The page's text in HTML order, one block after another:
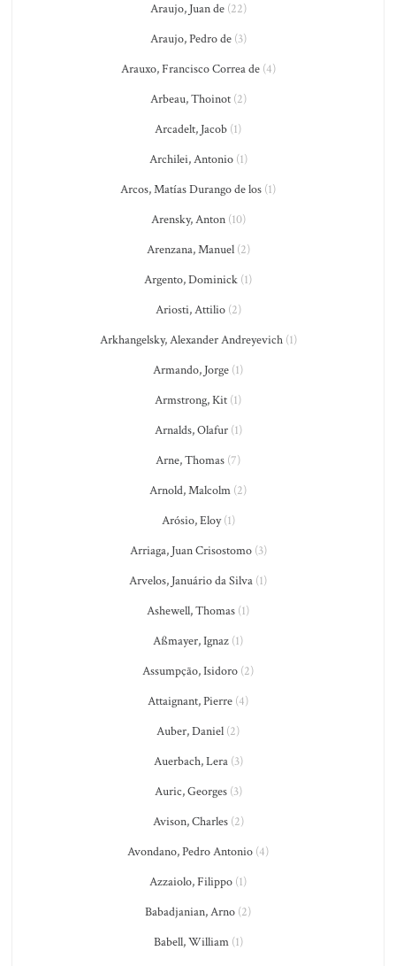
Araujo, Juan de(22)
Araujo, Pedro de(3)
Arauxo, Francisco Correa de(4)
Arbeau, Thoinot(2)
Arcadelt, Jacob (1)
Archilei, Antonio(1)
Arcos, Matías Durango de los (1)
Arensky, Anton(10)
Arenzana, Manuel(2)
Argento, Dominick (1)
Ariosti, Attilio(2)
Arkhangelsky, Alexander Andreyevich(1)
Armando, Jorge (1)
Armstrong, Kit (1)
Arnalds, Olafur(1)
Arne, Thomas (7)
Arnold, Malcolm (2)
Arósio, Eloy(1)
Arriaga, Juan Crisostomo(3)
Arvelos, Januário da Silva (1)
Ashewell, Thomas (1)
Aßmayer, Ignaz (1)
Assumpção, Isidoro (2)
Attaignant, Pierre (4)
Auber, Daniel (2)
Auerbach, Lera(3)
Auric, Georges(3)
Avison, Charles(2)
Avondano, Pedro Antonio (4)
Azzaiolo, Filippo (1)
Babadjanian, Arno (2)
Babell, William(1)